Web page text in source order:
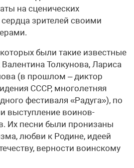
на сценических
зрителей своими
были такие известные
Толкунова, Лариса
(в прошлом – диктор
СССР, многолетняя
фестиваля «Радуга»), по
выступление воинов-
Их песни были пронизаны
любви к Родине, идеей
верности воинскому